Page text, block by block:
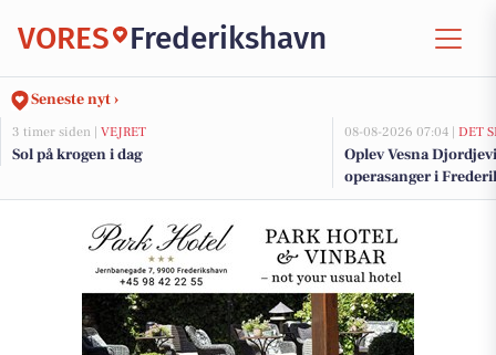
VORES Frederikshavn
Seneste nyt ›
3 timer siden | VEJRET
Sol på krogen i dag
08-08-2026 07:04 | DET
Oplev Vesna
operasanger i